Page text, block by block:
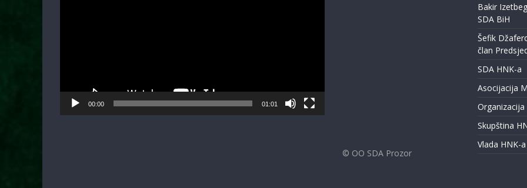
00:00 01:01
© OO SDA Prozor
Bakir
SDA BiH
Šefik
član
SDA HNK-a
Asocijacija
Organizacija
Skupština
Vlada HNK-a